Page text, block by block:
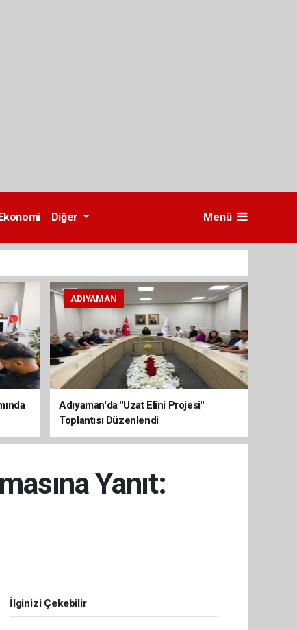
Diğer Menü
ADIYAMAN
Adıyaman'da "Uzat Elini Projesi"
Toplantısı Düzenlendi
Yanıt:
İlginizi Çekebilir